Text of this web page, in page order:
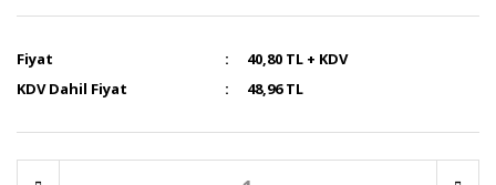
Fiyat
40,80 TL + KDV
KDV Dahil Fiyat
48,96 TL